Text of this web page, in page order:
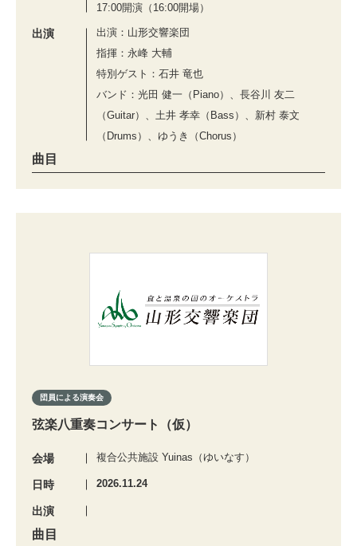
17:00開演（16:00開場）
出演
出演：山形交響楽団
指揮：永峰 大輔
特別ゲスト：石井 竜也
バンド：光田 健一（Piano）、長谷川 友二
（Guitar）、土井 孝幸（Bass）、新村 泰文
（Drums）、ゆうき（Chorus）
曲目
団員による演奏会
弦楽八重奏コンサート（仮）
会場 複合公共施設 Yuinas（ゆいなす）
日時 2026.11.24
出演
曲目